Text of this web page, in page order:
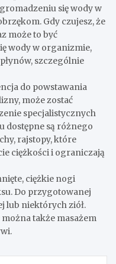
się wody w
Gdy czujesz, że
może to być
wody w organizmie,
szczególnie
do powstawania
może zostać
specjalistycznych
dostępne są różnego
rajstopy, które
ciężkości i ograniczają
ciężkie nogi
Do przygotowanej
lub niektórych ziół.
także masażem